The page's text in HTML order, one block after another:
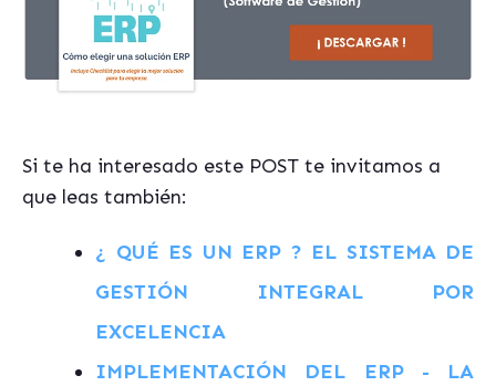
Si te ha interesado este POST te invitamos a
que leas también:
¿ QUÉ ES UN ERP ? EL SISTEMA DE
GESTIÓN INTEGRAL POR
EXCELENCIA
IMPLEMENTACIÓN DEL ERP - LA